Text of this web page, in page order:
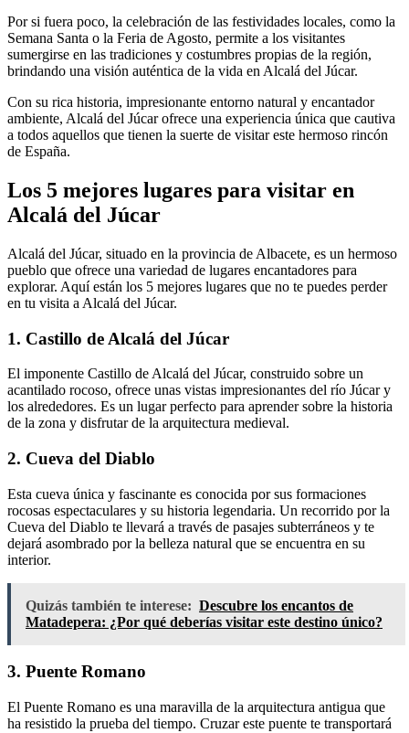
Por si fuera poco, la celebración de las festividades locales, como la
Semana Santa o la Feria de Agosto, permite a los visitantes
sumergirse en las tradiciones y costumbres propias de la región,
brindando una visión auténtica de la vida en Alcalá del Júcar.
Con su rica historia, impresionante entorno natural y encantador
ambiente, Alcalá del Júcar ofrece una experiencia única que cautiva
a todos aquellos que tienen la suerte de visitar este hermoso rincón
de España.
Los 5 mejores lugares para visitar en
Alcalá del Júcar
Alcalá del Júcar, situado en la provincia de Albacete, es un hermoso
pueblo que ofrece una variedad de lugares encantadores para
explorar. Aquí están los 5 mejores lugares que no te puedes perder
en tu visita a Alcalá del Júcar.
1. Castillo de Alcalá del Júcar
El imponente Castillo de Alcalá del Júcar, construido sobre un
acantilado rocoso, ofrece unas vistas impresionantes del río Júcar y
los alrededores. Es un lugar perfecto para aprender sobre la historia
de la zona y disfrutar de la arquitectura medieval.
2. Cueva del Diablo
Esta cueva única y fascinante es conocida por sus formaciones
rocosas espectaculares y su historia legendaria. Un recorrido por la
Cueva del Diablo te llevará a través de pasajes subterráneos y te
dejará asombrado por la belleza natural que se encuentra en su
interior.
Quizás también te interese: Descubre los encantos de
Matadepera: ¿Por qué deberías visitar este destino único?
3. Puente Romano
El Puente Romano es una maravilla de la arquitectura antigua que
ha resistido la prueba del tiempo. Cruzar este puente te transportará